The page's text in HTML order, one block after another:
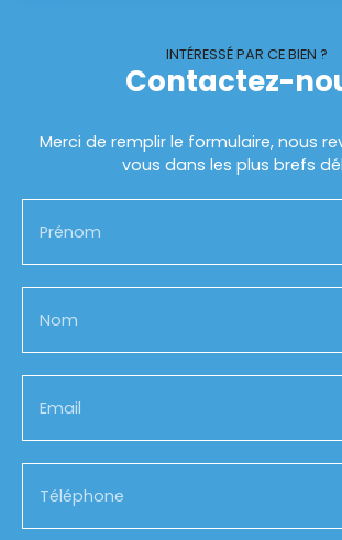
INTÉRESSÉ PAR CE BIEN ?
Contactez-
Merci de remplir le formulaire, nous
vous dans les plus brefs
Prénom
Nom
Email
Téléphone